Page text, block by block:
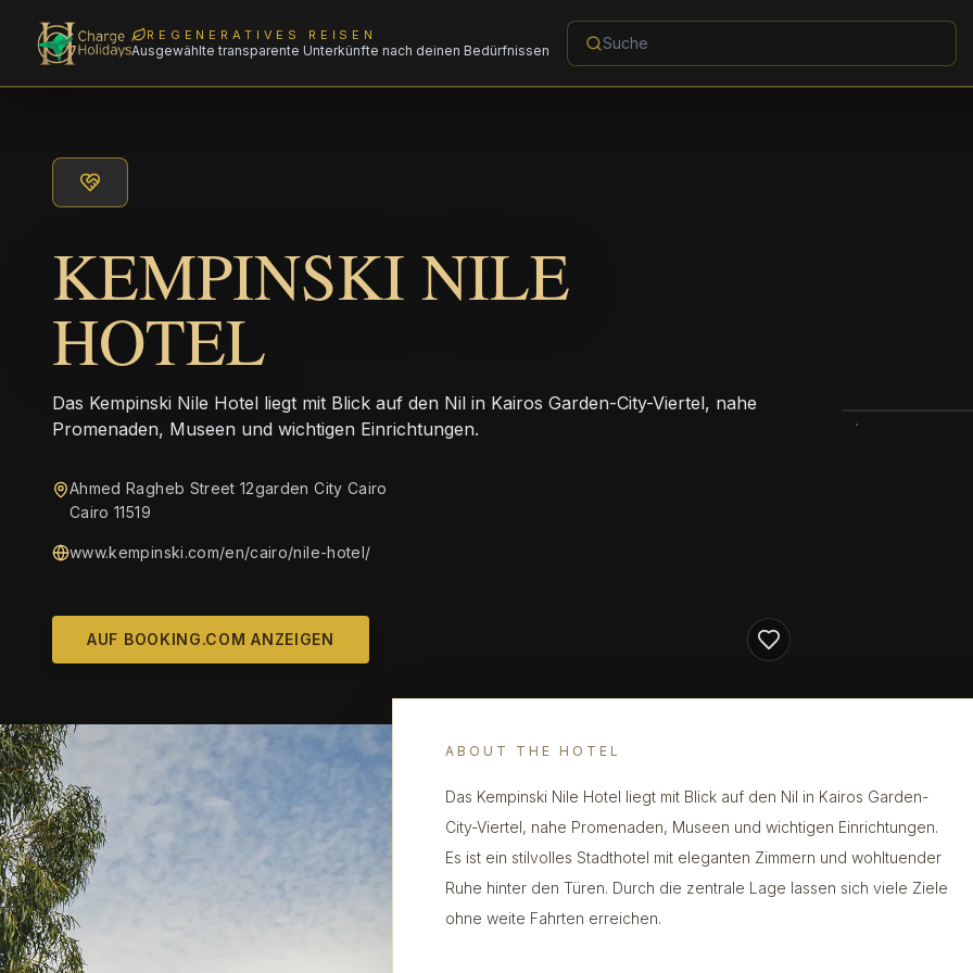
REGENERATIVES REISEN
Ausgewählte transparente Unterkünfte nach deinen Bedürfnissen
KEMPINSKI NILE
HOTEL
Das Kempinski Nile Hotel liegt mit Blick auf den Nil in Kairos Garden-City-Viertel, nahe
Promenaden, Museen und wichtigen Einrichtungen.
Ahmed Ragheb Street 12garden City Cairo
Cairo 11519
www.kempinski.com/en/cairo/nile-hotel/
AUF BOOKING.COM ANZEIGEN
ABOUT THE HOTEL
Das Kempinski Nile Hotel liegt mit Blick auf den Nil in Kairos Garden-
City-Viertel, nahe Promenaden, Museen und wichtigen Einrichtungen.
Es ist ein stilvolles Stadthotel mit eleganten Zimmern und wohltuender
Ruhe hinter den Türen. Durch die zentrale Lage lassen sich viele Ziele
ohne weite Fahrten erreichen.